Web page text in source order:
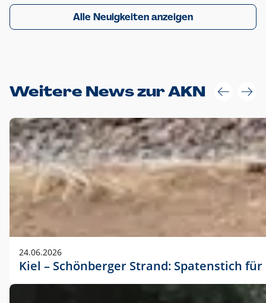
Alle Neuigkeiten anzeigen
Weitere News zur AKN
24.06.2026
Kiel – Schönberger Strand: Spatenstich